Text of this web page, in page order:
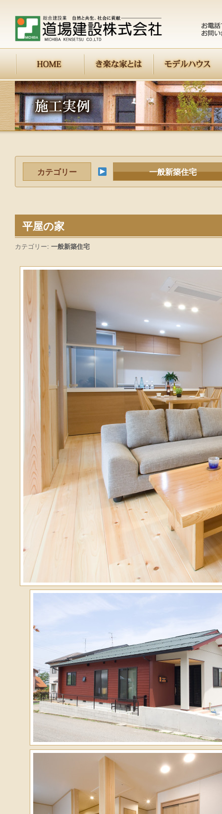
カテゴリー 一般新築住宅
平屋の家
カテゴリー: 一般新築住宅